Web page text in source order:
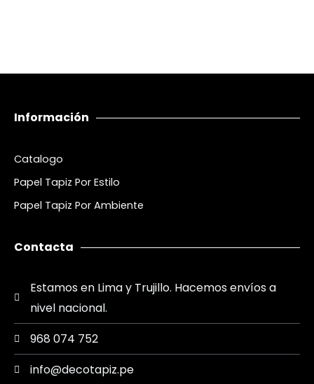
Información
Catalogo
Papel Tapiz Por Estilo
Papel Tapiz Por Ambiente
Contacta
Estamos en Lima y Trujillo. Hacemos envíos a
nivel nacional.
968 074 752
info@decotapiz.pe